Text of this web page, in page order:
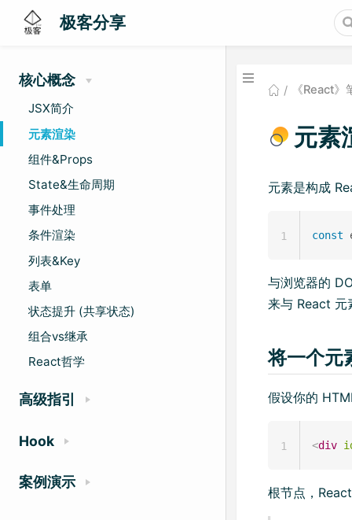
极客分享
核心概念
JSX简介
元素渲染
组件&Props
State&生命周期
事件处理
条件渲染
列表&Key
表单
状态提升 (共享状态)
组合vs继承
React哲学
高级指引
Hook
案例演示
《React》
元素
元素是构成
const
1
与浏览器的
来与 React 元
将一个元
假设你的
<div
1
根节点，